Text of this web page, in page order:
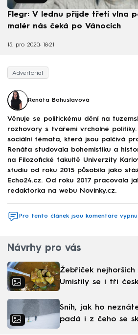
Flegr: V lednu přijde třetí vlna
malér nás čeká po Vánocích
15. pro 2020, 18:21
Advertorial
Renáta Bohuslavová
Věnuje se politickému dění na
rozhovory s tvářemi vrcholné
sociální témata, která jsou palčivá
Renáta studovala bohemistiku a
na Filozofické fakultě Univerzity
studiu od roku 2015 působila jako
Echo24.cz. Od roku 2017 pracovala
redaktorka na webu Novinky.cz.
Pro tento článek jsou komentáře
Návrhy pro vás
Žebříček
Umístily se i tři
Sníh, jak ho
padá i z čeho se